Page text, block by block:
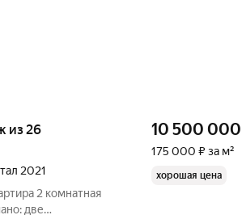
из 26
2021
2 комнатная
две
10 500 000
175 000 ₽ за м²
хорошая цена